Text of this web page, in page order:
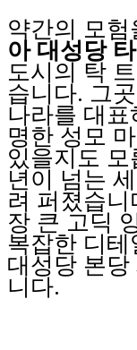
약간의 모
아 대성당
도시의 탁
습니다. 그
나라를 대
명한 성모
있을지도
년이 넘는
려 퍼졌습
장 큰 고딕
복잡한 디
대성당 본
니다.